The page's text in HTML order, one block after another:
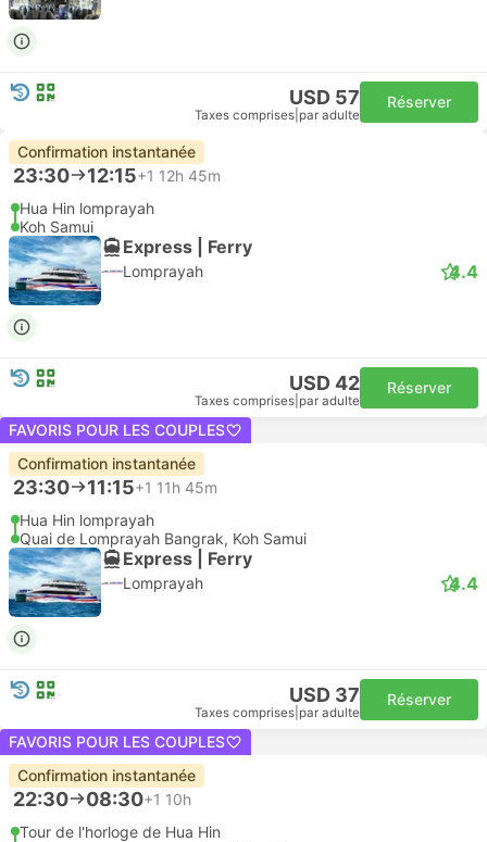
USD 57
Taxes comprises par adulte
Réserver
Confirmation instantanée
23:30 12:15+1 12h 45m
Hua Hin lomprayah
Koh Samui
Express | Ferry
Lomprayah 4.4
USD 42
Taxes comprises par adulte
Réserver
FAVORIS POUR LES COUPLES
Confirmation instantanée
23:30 11:15+1 11h 45m
Hua Hin lomprayah
Quai de Lomprayah Bangrak, Koh Samui
Express | Ferry
Lomprayah 4.4
USD 37
Taxes comprises par adulte
Réserver
FAVORIS POUR LES COUPLES
Confirmation instantanée
22:30 08:30+1 10h
Tour de l'horloge de Hua Hin